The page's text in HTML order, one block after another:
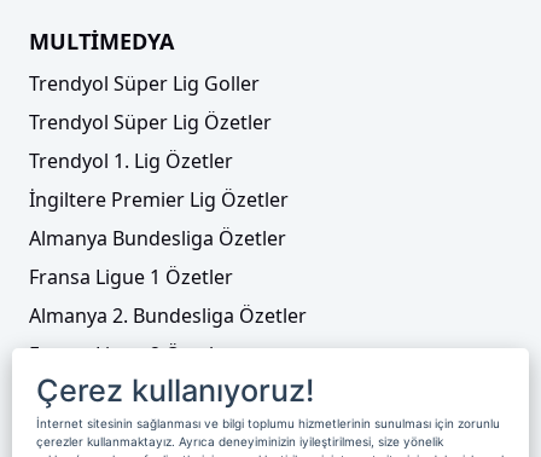
MULTİMEDYA
Trendyol Süper Lig Goller
Trendyol Süper Lig Özetler
Trendyol 1. Lig Özetler
İngiltere Premier Lig Özetler
Almanya Bundesliga Özetler
Fransa Ligue 1 Özetler
Almanya 2. Bundesliga Özetler
Fransa Ligue 2 Özetler
Tenis
Video Liste
Çerez kullanıyoruz!
İnternet sitesinin sağlanması ve bilgi toplumu hizmetlerinin sunulması için zorunlu
çerezler kullanmaktayız. Ayrıca deneyiminizin iyileştirilmesi, size yönelik